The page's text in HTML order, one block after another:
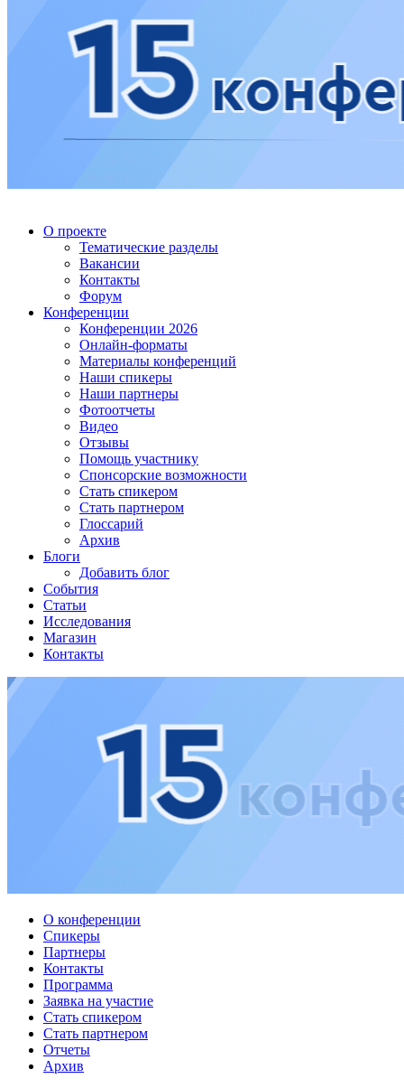
О проекте
Тематические разделы
Вакансии
Контакты
Форум
Конференции
Конференции 2026
Онлайн-форматы
Материалы конференций
Наши спикеры
Наши партнеры
Фотоотчеты
Видео
Отзывы
Помощь участнику
Спонсорские возможности
Стать спикером
Стать партнером
Глоссарий
Архив
Блоги
Добавить блог
События
Статьи
Исследования
Магазин
Контакты
О конференции
Спикеры
Партнеры
Контакты
Программа
Заявка на участие
Стать спикером
Стать партнером
Отчеты
Архив